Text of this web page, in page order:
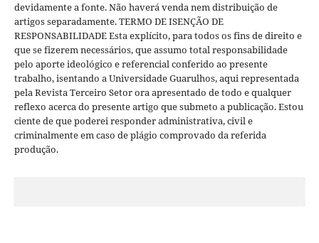
devidamente a fonte. Não haverá venda nem distribuição de
artigos separadamente. TERMO DE ISENÇÃO DE
RESPONSABILIDADE Esta explícito, para todos os fins de direito e
que se fizerem necessários, que assumo total responsabilidade
pelo aporte ideológico e referencial conferido ao presente
trabalho, isentando a Universidade Guarulhos, aqui representada
pela Revista Terceiro Setor ora apresentado de todo e qualquer
reflexo acerca do presente artigo que submeto a publicação. Estou
ciente de que poderei responder administrativa, civil e
criminalmente em caso de plágio comprovado da referida
produção.